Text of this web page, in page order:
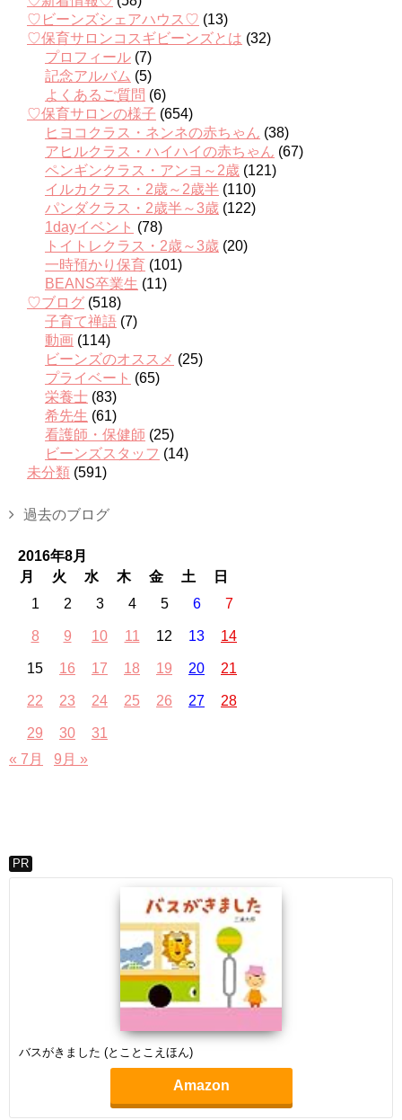
♡ビーンズシェアハウス♡ (13)
♡保育サロンコスギビーンズとは (32)
プロフィール (7)
記念アルバム (5)
よくあるご質問 (6)
♡保育サロンの様子 (654)
ヒヨコクラス・ネンネの赤ちゃん (38)
アヒルクラス・ハイハイの赤ちゃん (67)
ペンギンクラス・アンヨ～2歳 (121)
イルカクラス・2歳～2歳半 (110)
パンダクラス・2歳半～3歳 (122)
1dayイベント (78)
トイトレクラス・2歳～3歳 (20)
一時預かり保育 (101)
BEANS卒業生 (11)
♡ブログ (518)
子育て禅語 (7)
動画 (114)
ビーンズのオススメ (25)
プライベート (65)
栄養士 (83)
希先生 (61)
看護師・保健師 (25)
ビーンズスタッフ (14)
未分類 (591)
過去のブログ
2016年8月
月
火 水 木 金 土
日
1
2 3 4 5 6 7
8 9 10 11 12 13 14
15 16 17 18 19 20 21
22 23 24 25 26 27 28
29 30
31
« 7月
9月 »
PR
バスがきました (とことこえほん)
Amazon